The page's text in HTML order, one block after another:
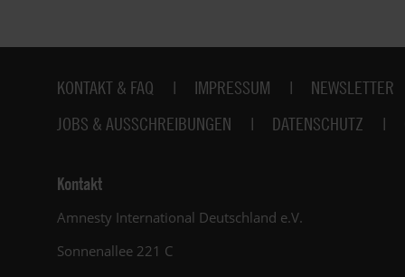
Fußbereich
KONTAKT & FAQ IMPRESSUM NEWSLETTER
JOBS & AUSSCHREIBUNGEN
DATENSCHUTZ
Kontakt
Amnesty International Deutschland e.V.
Sonnenallee 221 C